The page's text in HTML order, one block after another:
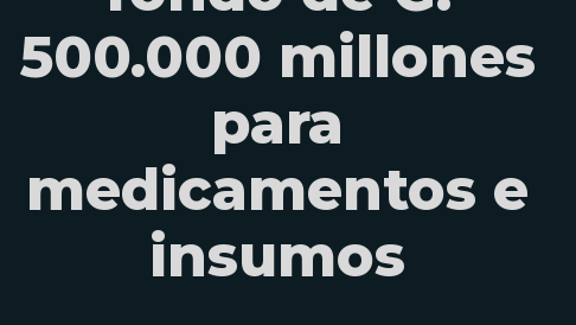
500.000 millones
para
medicamentos e
insumos